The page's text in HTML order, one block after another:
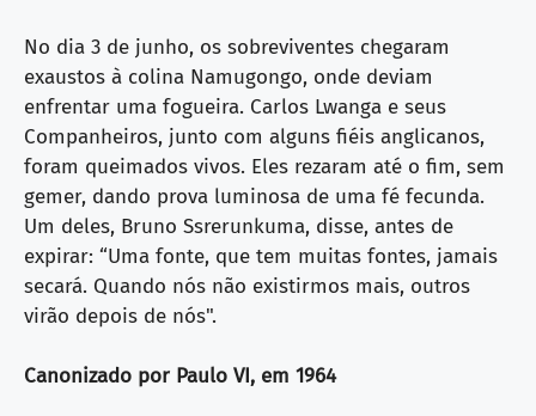
No dia 3 de junho, os sobreviventes chegaram
exaustos à colina Namugongo, onde deviam
enfrentar uma fogueira. Carlos Lwanga e seus
Companheiros, junto com alguns fiéis anglicanos,
foram queimados vivos. Eles rezaram até o fim, sem
gemer, dando prova luminosa de uma fé fecunda.
Um deles, Bruno Ssrerunkuma, disse, antes de
expirar: “Uma fonte, que tem muitas fontes, jamais
secará. Quando nós não existirmos mais, outros
virão depois de nós".
Canonizado por Paulo VI, em 1964